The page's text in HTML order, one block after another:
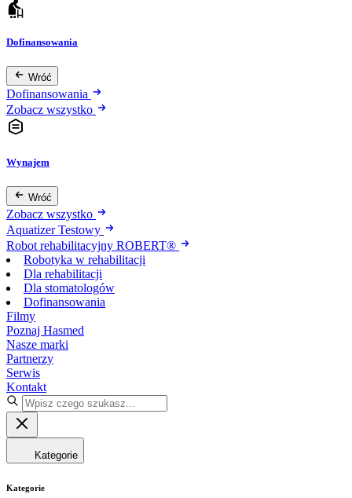
Dofinansowania
Wróć
Dofinansowania
Zobacz wszystko
Wynajem
Wróć
Zobacz wszystko
Aquatizer Testowy
Robot rehabilitacyjny ROBERT®
Robotyka w rehabilitacji
Dla rehabilitacji
Dla stomatologów
Dofinansowania
Filmy
Poznaj Hasmed
Nasze marki
Partnerzy
Serwis
Kontakt
Kategorie
Kategorie